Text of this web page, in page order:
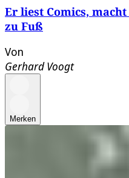
Er liest Comics,
zu Fuß
Von
Gerhard Voogt
Merken